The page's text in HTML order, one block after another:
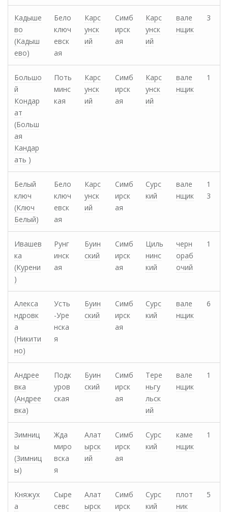
Кадыше
во
(Кадыш
ево)
Бело
ключ
евск
ая
Карс
унск
ий
Симб
ирск
ая
Карс
унск
ий
вале
нщик
3
Большо
й
Кондар
ат
(Больш
ая
Кандар
ать )
Поть
минс
кая
Карс
унск
ий
Симб
ирск
ая
Карс
унск
ий
вале
нщик
1
Белый
ключ
(Ключ
Белый)
Бело
ключ
евск
ая
Карс
унск
ий
Симб
ирск
ая
Сурс
кий
вале
нщик
1
3
Ивашев
ка
(Курени
)
Рунг
инск
ая
Буин
ский
Симб
ирск
ая
Циль
нинс
кий
черн
ораб
очий
1
Алекса
ндровк
а
(Никити
но)
Усть
-Уре
нска
я
Буин
ский
Симб
ирск
ая
Сурс
кий
вале
нщик
6
Андрее
вка
(Андрее
вка)
Подк
уров
ская
Буин
ский
Симб
ирск
ая
Тере
ньгу
льск
ий
вале
нщик
1
Зимниц
ы
(3имниц
ы)
Жда
миро
вска
я
Алат
ырск
ий
Симб
ирск
ая
Сурс
кий
каме
нщик
1
Княжух
а
Сыре
севс
Алат
ырск
Симб
ирск
Сурс
кий
плот
ник
5